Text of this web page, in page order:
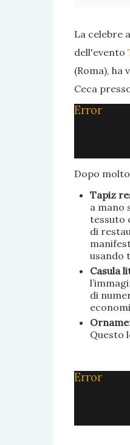
La celebre
dell'evento
(Roma), ha
Ceca
Error
Dopo
Tapiz
a mano
tessuto
di
usando
Casula
di
Questo
Error